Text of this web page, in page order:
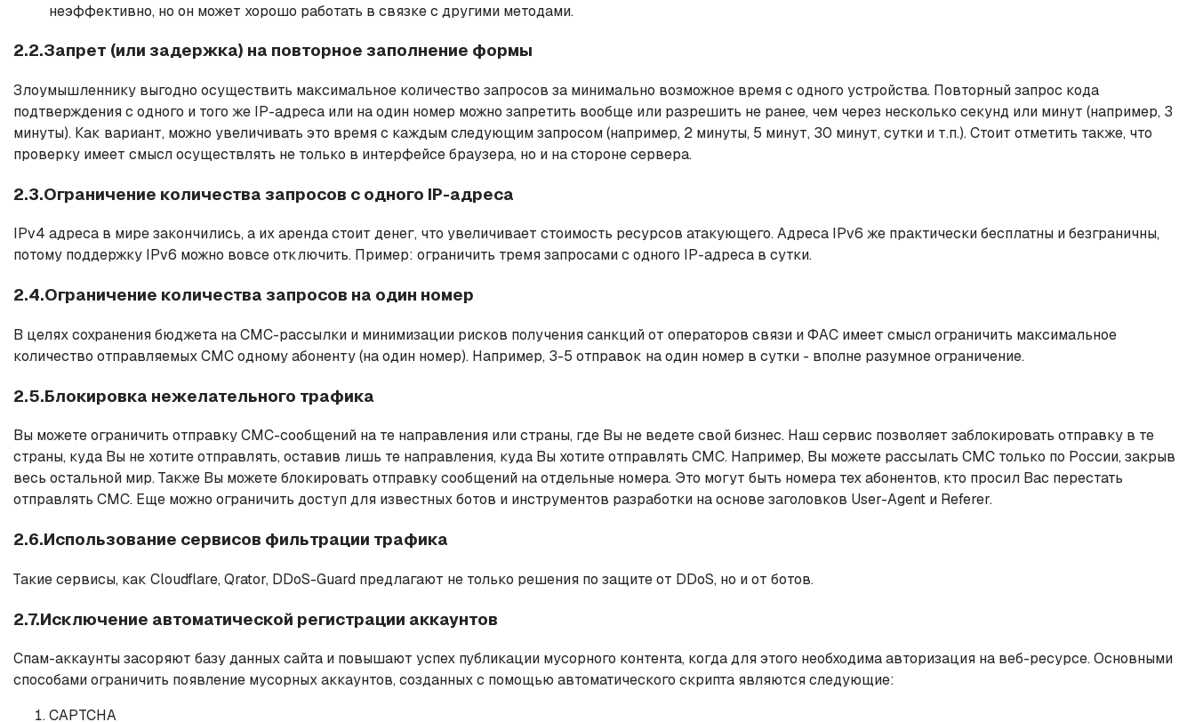
неэффективно, но он может хорошо работать в связке с другими методами.
2.2.Запрет (или задержка) на повторное заполнение формы
Злоумышленнику выгодно осуществить максимальное количество запросов за минимально возможное время с одного устройства. Повторный запрос кода
подтверждения с одного и того же IP-адреса или на один номер можно запретить вообще или разрешить не ранее, чем через несколько секунд или минут (например, 3
минуты). Как вариант, можно увеличивать это время с каждым следующим запросом (например, 2 минуты, 5 минут, 30 минут, сутки и т.п.). Стоит отметить также, что
проверку имеет смысл осуществлять не только в интерфейсе браузера, но и на стороне сервера.
2.3.Ограничение количества запросов с одного IP-адреса
IPv4 адреса в мире закончились, а их аренда стоит денег, что увеличивает стоимость ресурсов атакующего. Адреса IPv6 же практически бесплатны и безграничны,
потому поддержку IPv6 можно вовсе отключить. Пример: ограничить тремя запросами с одного IP-адреса в сутки.
2.4.Ограничение количества запросов на один номер
В целях сохранения бюджета на СМС-рассылки и минимизации рисков получения санкций от операторов связи и ФАС имеет смысл ограничить максимальное
количество отправляемых СМС одному абоненту (на один номер). Например, 3-5 отправок на один номер в сутки - вполне разумное ограничение.
2.5.Блокировка нежелательного трафика
Вы можете ограничить отправку СМС-сообщений на те направления или страны, где Вы не ведете свой бизнес. Наш сервис позволяет заблокировать отправку в те
страны, куда Вы не хотите отправлять, оставив лишь те направления, куда Вы хотите отправлять СМС. Например, Вы можете рассылать СМС только по России, закрыв
весь остальной мир. Также Вы можете блокировать отправку сообщений на отдельные номера. Это могут быть номера тех абонентов, кто просил Вас перестать
отправлять СМС. Еще можно ограничить доступ для известных ботов и инструментов разработки на основе заголовков User-Agent и Referer.
2.6.Использование сервисов фильтрации трафика
Такие сервисы, как Cloudflare, Qrator, DDoS-Guard предлагают не только решения по защите от DDoS, но и от ботов.
2.7.Исключение автоматической регистрации аккаунтов
Спам-аккаунты засоряют базу данных сайта и повышают успех публикации мусорного контента, когда для этого необходима авторизация на веб-ресурсе. Основными
способами ограничить появление мусорных аккаунтов, созданных с помощью автоматического скрипта являются следующие:
CAPTCHA